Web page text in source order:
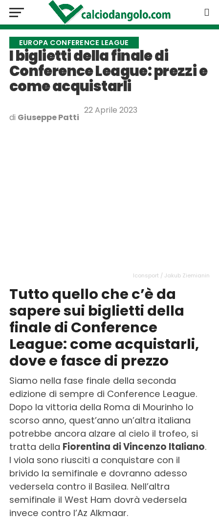
EUROPA CONFERENCE LEAGUE
I biglietti della finale di
Conference League: prezzi e
come acquistarli
di Giuseppe Patti
22 Aprile 2023
Iconsport / Jakub Ziemianin
Tutto quello che c’è da
sapere sui biglietti della
finale di Conference
League: come acquistarli,
dove e fasce di prezzo
Siamo nella fase finale della seconda
edizione di sempre di Conference League.
Dopo la vittoria della Roma di Mourinho lo
scorso anno, quest’anno un’altra italiana
potrebbe ancora alzare al cielo il trofeo, si
tratta della Fiorentina di Vincenzo Italiano.
I viola sono riusciti a conquistare con il
brivido la semifinale e dovranno adesso
vedersela contro il Basilea. Nell’altra
semifinale il West Ham dovrà vedersela
invece contro l’Az Alkmaar.